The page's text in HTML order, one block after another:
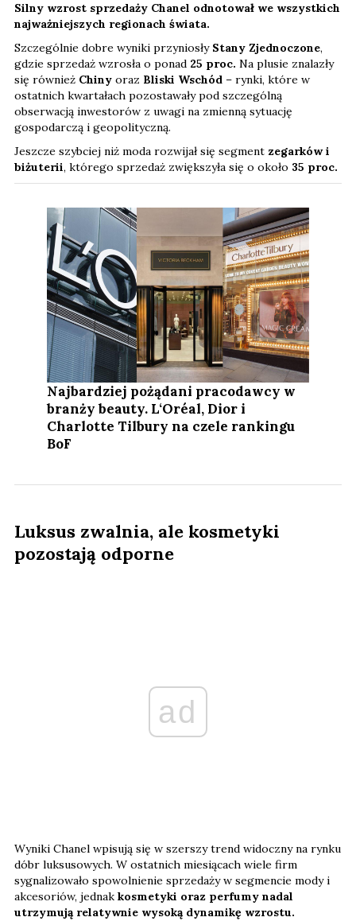
Silny wzrost sprzedaży Chanel odnotował we wszystkich
najważniejszych regionach świata.
Szczególnie dobre wyniki przyniosły Stany Zjednoczone,
gdzie sprzedaż wzrosła o ponad 25 proc. Na plusie znalazły
się również Chiny oraz Bliski Wschód – rynki, które w
ostatnich kwartałach pozostawały pod szczególną
obserwacją inwestorów z uwagi na zmienną sytuację
gospodarczą i geopolityczną.
Jeszcze szybciej niż moda rozwijał się segment zegarków i
biżuterii, którego sprzedaż zwiększyła się o około 35 proc.
Najbardziej pożądani pracodawcy w
branży beauty. L‘Oréal, Dior i
Charlotte Tilbury na czele rankingu
BoF
Luksus zwalnia, ale kosmetyki
pozostają odporne
ad
Wyniki Chanel wpisują się w szerszy trend widoczny na rynku
dóbr luksusowych. W ostatnich miesiącach wiele firm
sygnalizowało spowolnienie sprzedaży w segmencie mody i
akcesoriów, jednak kosmetyki oraz perfumy nadal
utrzymują relatywnie wysoką dynamikę wzrostu.